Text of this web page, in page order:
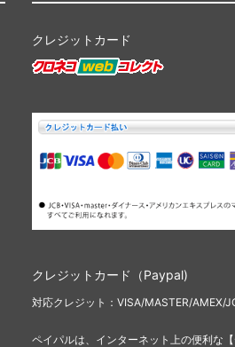
クレジットカード
クレジットカード（Paypal)
対応クレジット：VISA/MASTER/AMEX/
ペイパルは、インターネット上の便利な【